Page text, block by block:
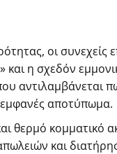
οι συνεχείς
και η σχεδόν
αντιλαμβάνεται
αποτύπωμα.
θερμό κομματικό
και